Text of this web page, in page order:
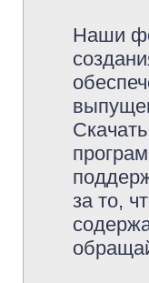
Наши
за то,